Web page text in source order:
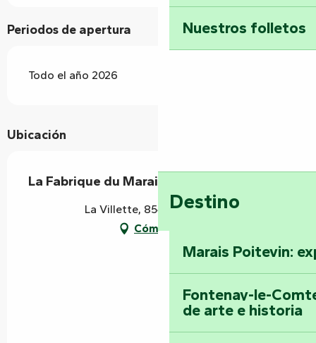
Nuestros folletos
Destino
Marais Poitevin:
Fontenay-le-
de arte e historia
Periodos de apertura
Todo el año 2026
Ubicación
La Fabrique du Marais
La Villette, 85420 Maillezais
Cómo llegar